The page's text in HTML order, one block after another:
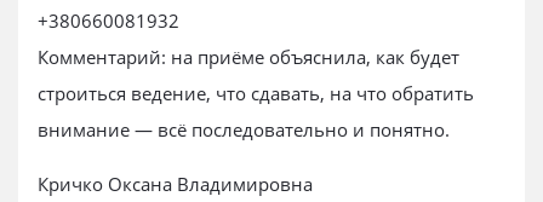
+380660081932
Комментарий: на приёме объяснила, как будет
строиться ведение, что сдавать, на что обратить
внимание — всё последовательно и понятно.
Кричко Оксана Владимировна